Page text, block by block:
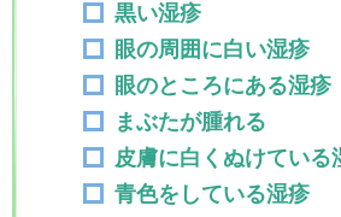
黒い湿疹
眼の周囲に白い湿疹
眼のところにある湿疹
まぶたが腫れる
皮膚に白くぬけている
青色をしている湿疹